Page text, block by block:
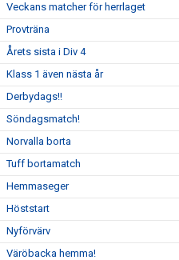
Veckans matcher för herrlaget
Provträna
Årets sista i Div 4
Klass 1 även nästa år
Derbydags!!
Söndagsmatch!
Norvalla borta
Tuff bortamatch
Hemmaseger
Höststart
Nyförvärv
Väröbacka hemma!